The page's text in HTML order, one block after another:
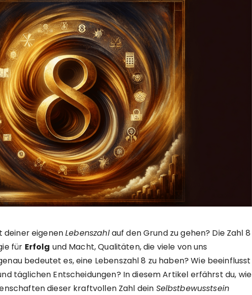
deiner eigenenLebenszahlauf den Grund zu gehen? Die Zahl 8
für Erfolg und Macht, Qualitäten, die viele von uns
bedeutet es, eine Lebenszahl 8 zu haben? Wie beeinflusst
täglichen Entscheidungen? In diesem Artikel erfährst du, wie
dieser kraftvollen Zahl dein Selbstbewusstsein